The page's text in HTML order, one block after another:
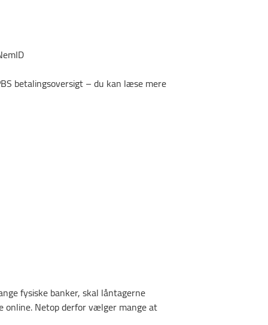
betalingsoversigt – du kan læse mere
fysiske banker, skal låntagerne
online. Netop derfor vælger mange at